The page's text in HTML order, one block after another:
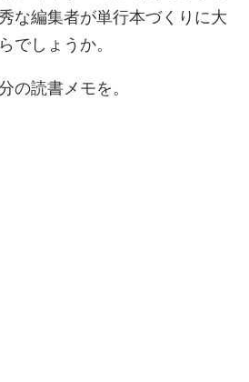
な編集者が単行本づくりに大
でしょうか。
の読書メモを。